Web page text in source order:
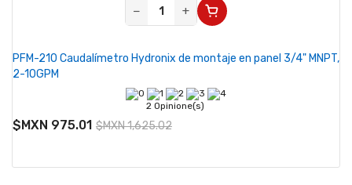
−
+
PFM-210 Caudalímetro Hydronix de montaje en panel 3/4" MNPT,
2-10GPM
2 Opinione(s)
$MXN 975.01 $MXN 1,625.02